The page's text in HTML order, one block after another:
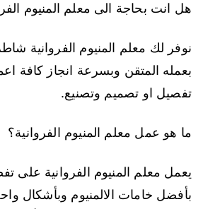
هل انت بحاجة الى معلم المنيوم
نوفر لك معلم المنيوم الفروانية
بعمله المتقن وبسرعة انجاز كافة
تفصيل او تصميم وتصنيع.
ما هو عمل معلم المنيوم الفروانية؟
يعمل معلم المنيوم الفروانية على
بأفضل خامات الالمنيوم وبأشكال